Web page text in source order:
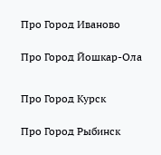
Про Город Иваново
Про Город Йошкар-Ола
Про Город Курск
Про Город Рыбинск